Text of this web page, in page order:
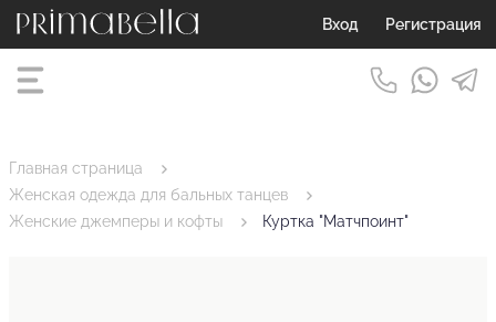
Вход Регистрация
Главная страница
Женская одежда для бальных танцев
Женские джемперы и кофты
Куртка "Матчпоинт"